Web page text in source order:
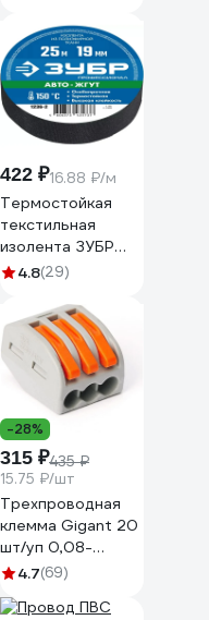
422 ₽16.88 ₽/м
Термостойкая
текстильная
изолента ЗУБР
Авто-Жгут 19 мм х
4.8(29)
-28%
315 ₽435 ₽
15.75 ₽/шт
Трехпроводная
клемма Gigant 20
шт/уп 0,08-
2,5(4)мм² GCT-
4.7(69)